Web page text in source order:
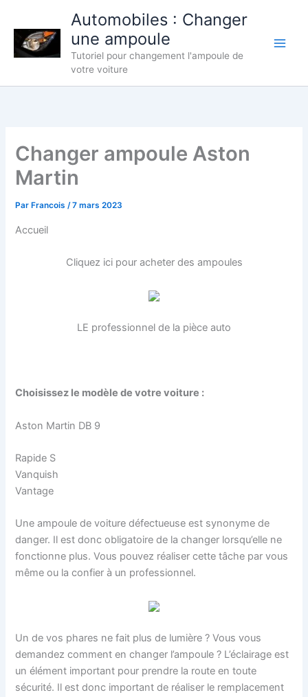
contenu
Automobiles : Changer
une ampoule
Tutoriel pour changement l'ampoule de
votre voiture
Changer ampoule Aston
Martin
Par Francois/7 mars 2023
Accueil
Cliquez ici pour acheter des ampoules
LE professionnel de la pièce auto
Choisissez le modèle de votre voiture :
Aston Martin DB 9
Rapide S
Vanquish
Vantage
Une ampoule de voiture défectueuse est synonyme de
danger. Il est donc obligatoire de la changer lorsqu’elle ne
fonctionne plus. Vous pouvez réaliser cette tâche par vous
même ou la confier à un professionnel.
Un de vos phares ne fait plus de lumière ? Vous vous
demandez comment en changer l’ampoule ? L’éclairage est
un élément important pour prendre la route en toute
sécurité. Il est donc important de réaliser le remplacement